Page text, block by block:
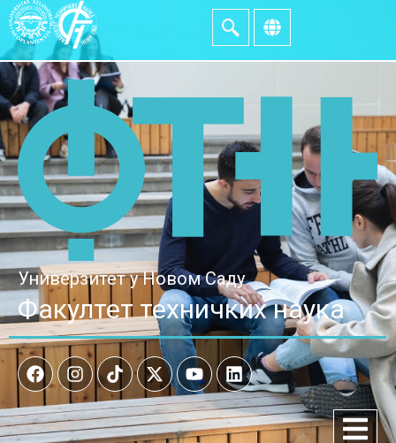
Универзитет у Новом Саду
Факултет техничких наука